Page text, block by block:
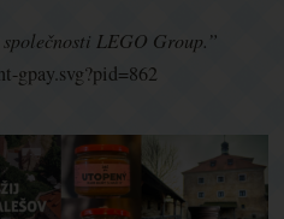
LEGO Group.”